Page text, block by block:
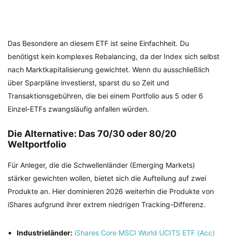
Das Besondere an diesem ETF ist seine Einfachheit. Du
benötigst kein komplexes Rebalancing, da der Index sich selbst
nach Marktkapitalisierung gewichtet. Wenn du ausschließlich
über Sparpläne investierst, sparst du so Zeit und
Transaktionsgebühren, die bei einem Portfolio aus 5 oder 6
Einzel-ETFs zwangsläufig anfallen würden.
Die Alternative: Das 70/30 oder 80/20
Weltportfolio
Für Anleger, die die Schwellenländer (Emerging Markets)
stärker gewichten wollen, bietet sich die Aufteilung auf zwei
Produkte an. Hier dominieren 2026 weiterhin die Produkte von
iShares aufgrund ihrer extrem niedrigen Tracking-Differenz.
Industrieländer: iShares Core MSCI World UCITS ETF (Acc)